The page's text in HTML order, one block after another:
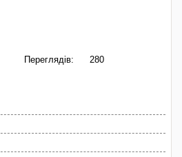
Переглядів: 280